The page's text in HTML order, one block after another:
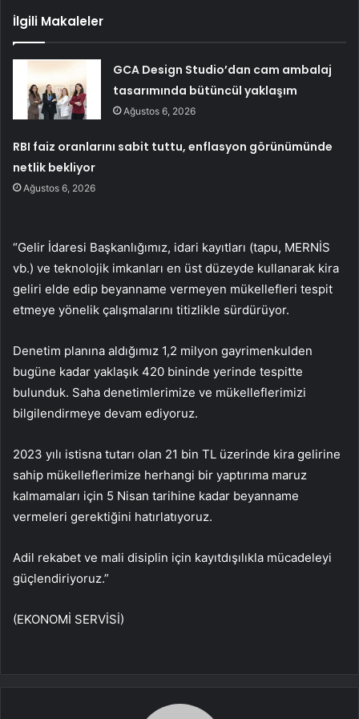
İlgili Makaleler
GCA Design Studio’dan cam ambalaj
tasarımında bütüncül yaklaşım
Ağustos 6, 2026
RBI faiz oranlarını sabit tuttu, enflasyon görünümünde
netlik bekliyor
Ağustos 6, 2026
“Gelir İdaresi Başkanlığımız, idari kayıtları (tapu, MERNİS
vb.) ve teknolojik imkanları en üst düzeyde kullanarak kira
geliri elde edip beyanname vermeyen mükellefleri tespit
etmeye yönelik çalışmalarını titizlikle sürdürüyor.
Denetim planına aldığımız 1,2 milyon gayrimenkulden
bugüne kadar yaklaşık 420 bininde yerinde tespitte
bulunduk. Saha denetimlerimize ve mükelleflerimizi
bilgilendirmeye devam ediyoruz.
2023 yılı istisna tutarı olan 21 bin TL üzerinde kira gelirine
sahip mükelleflerimize herhangi bir yaptırıma maruz
kalmamaları için 5 Nisan tarihine kadar beyanname
vermeleri gerektiğini hatırlatıyoruz.
Adil rekabet ve mali disiplin için kayıtdışılıkla mücadeleyi
güçlendiriyoruz.”
(EKONOMİ SERVİSİ)